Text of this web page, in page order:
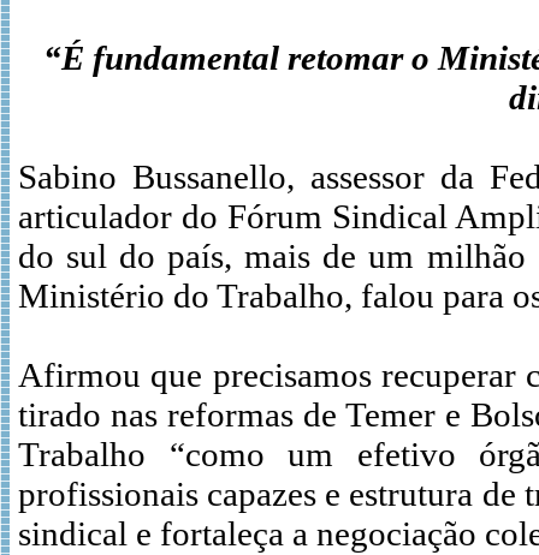
“É fundamental retomar o
Sabino Bussanello, assessor da
articulador do Fórum Sindical
do sul do país, mais de um milhão
Ministério do Trabalho, falou para
Afirmou que precisamos recuperar
tirado nas reformas de Temer e
Trabalho “como um efetivo
profissionais capazes e estrutura
sindical e fortaleça a negociação